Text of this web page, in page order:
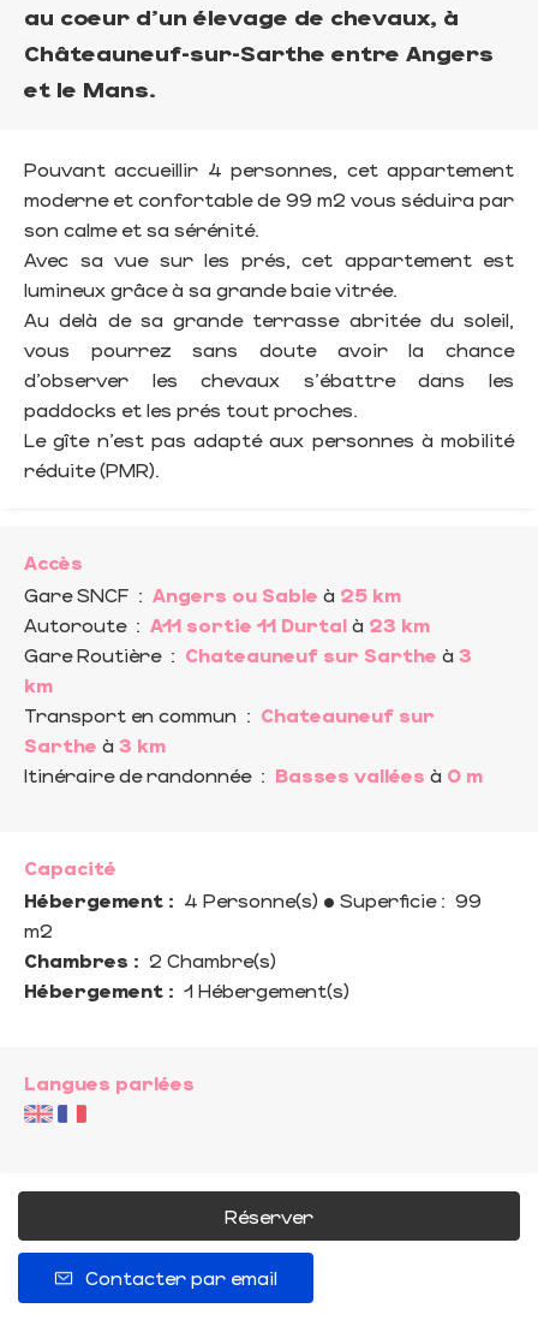
au coeur d'un élevage de chevaux, à
Châteauneuf-sur-Sarthe entre Angers
et le Mans.
Pouvant accueillir 4 personnes, cet appartement
moderne et confortable de 99 m2 vous séduira par
son calme et sa sérénité.
Avec sa vue sur les prés, cet appartement est
lumineux grâce à sa grande baie vitrée.
Au delà de sa grande terrasse abritée du soleil,
vous pourrez sans doute avoir la chance
d’observer les chevaux s'ébattre dans les
paddocks et les prés tout proches.
Le gîte n’est pas adapté aux personnes à mobilité
réduite (PMR).
Accès
Gare SNCF : Angers ou Sable à 25 km
Autoroute: A11 sortie 11 Durtal à 23 km
Gare Routière: Chateauneuf sur Sarthe à 3
km
Transport en commun : Chateauneuf sur
Sarthe à 3 km
Itinéraire de randonnée: Basses vallées à 0 m
Capacité
Hébergement : 4 Personne(s) • Superficie : 99
m2
Chambres : 2 Chambre(s)
Hébergement : 1 Hébergement(s)
Langues parlées
Réserver
Contacter par email